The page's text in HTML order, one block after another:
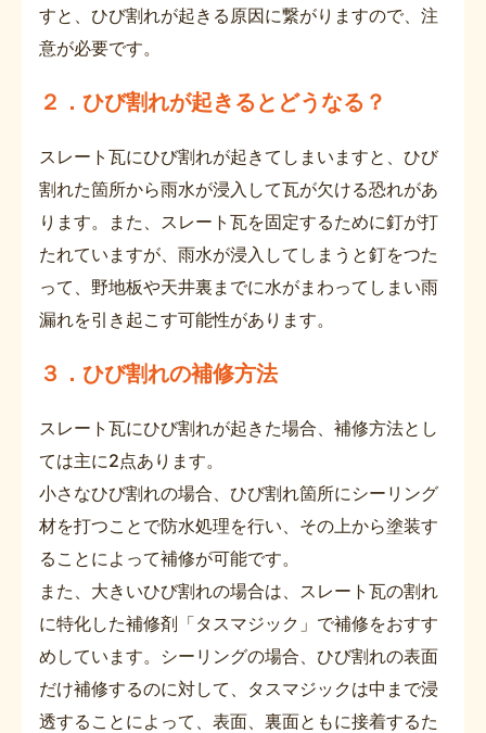
すと、ひび割れが起きる原因に繋がりますので、注
意が必要です。
２．ひび割れが起きるとどうなる？
スレート瓦にひび割れが起きてしまいますと、ひび
割れた箇所から雨水が浸入して瓦が欠ける恐れがあ
ります。また、スレート瓦を固定するために釘が打
たれていますが、雨水が浸入してしまうと釘をつた
って、野地板や天井裏までに水がまわってしまい雨
漏れを引き起こす可能性があります。
３．ひび割れの補修方法
スレート瓦にひび割れが起きた場合、補修方法とし
ては主に2点あります。
小さなひび割れの場合、ひび割れ箇所にシーリング
材を打つことで防水処理を行い、その上から塗装す
ることによって補修が可能です。
また、大きいひび割れの場合は、スレート瓦の割れ
に特化した補修剤「タスマジック」で補修をおすす
めしています。シーリングの場合、ひび割れの表面
だけ補修するのに対して、タスマジックは中まで浸
透することによって、表面、裏面ともに接着するた